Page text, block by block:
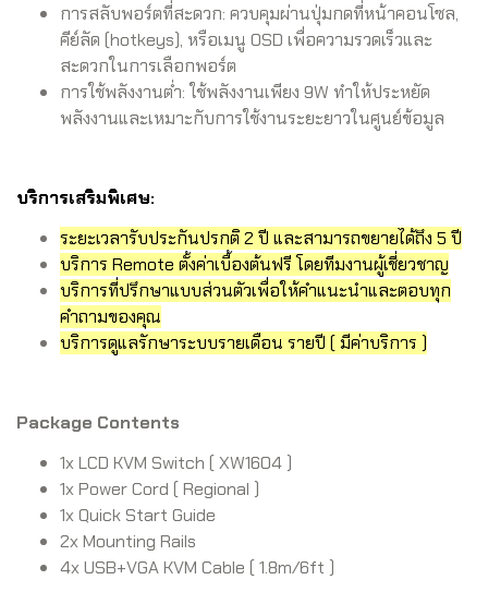
การสลับพอร์ตที่สะดวก: ควบคุมผ่านปุ่มกดที่หน้าคอนโซล,
คีย์ลัด (hotkeys), หรือเมนู OSD เพื่อความรวดเร็วและ
สะดวกในการเลือกพอร์ต
การใช้พลังงานต่ำ: ใช้พลังงานเพียง 9W ทำให้ประหยัด
พลังงานและเหมาะกับการใช้งานระยะยาวในศูนย์ข้อมูล
บริการเสริมพิเศษ:
ระยะเวลารับประกันปรกติ 2 ปี และสามารถขยายได้ถึง 5 ปี
บริการ Remote ตั้งค่าเบื้องต้นฟรี โดยทีมงานผู้เชี่ยวชาญ
บริการที่ปรึกษาแบบส่วนตัวเพื่อให้คำแนะนำและตอบทุก
คำถามของคุณ
บริการดูแลรักษาระบบรายเดือน รายปี ( มีค่าบริการ )
Package Contents
1x LCD KVM Switch ( XW1604 )
1x Power Cord ( Regional )
1x Quick Start Guide
2x Mounting Rails
4x USB+VGA KVM Cable ( 1.8m/6ft )